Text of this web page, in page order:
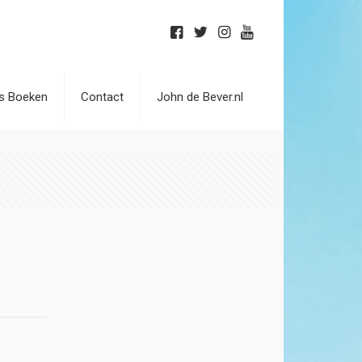
Boeken Contact John de Bever.nl